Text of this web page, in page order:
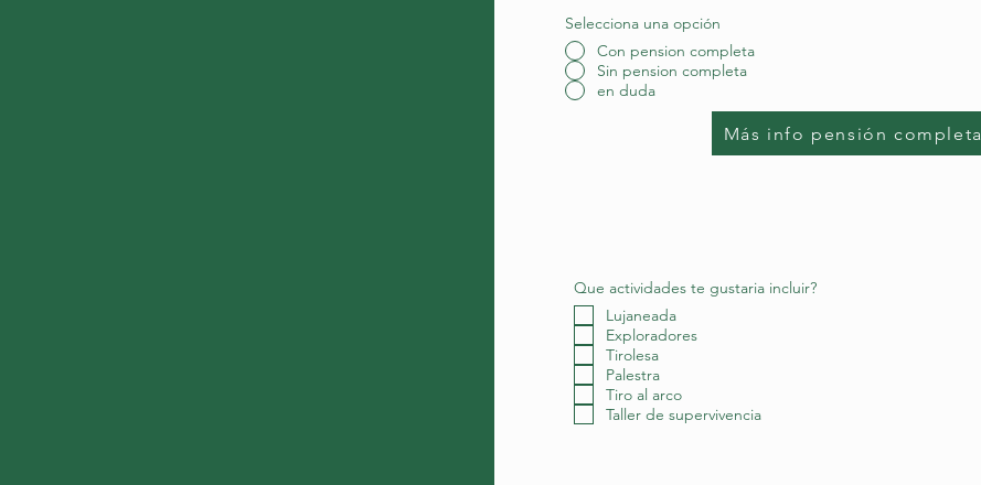
Selecciona una opción
Con pension completa
Sin pension completa
en duda
Más info pensión completa
Que actividades te gustaria incluir?
Lujaneada
Exploradores
Tirolesa
Palestra
Tiro al arco
Taller de supervivencia